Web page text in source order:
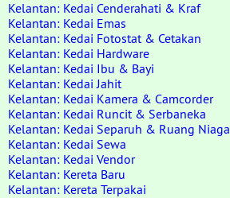
Kelantan: Kedai Cenderahati & Kraf
Kelantan: Kedai Emas
Kelantan: Kedai Fotostat & Cetakan
Kelantan: Kedai Hardware
Kelantan: Kedai Ibu & Bayi
Kelantan: Kedai Jahit
Kelantan: Kedai Kamera & Camcorder
Kelantan: Kedai Runcit & Serbaneka
Kelantan: Kedai Separuh & Ruang Niaga
Kelantan: Kedai Sewa
Kelantan: Kedai Vendor
Kelantan: Kereta Baru
Kelantan: Kereta Terpakai